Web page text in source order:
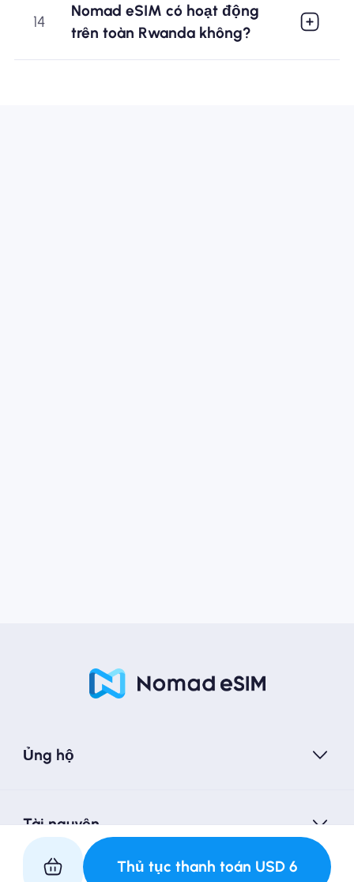
14
Nomad eSIM có hoạt động
trên toàn Rwanda không?
Thủ tục thanh toán USD6
Ủng hộ
Tài nguyên